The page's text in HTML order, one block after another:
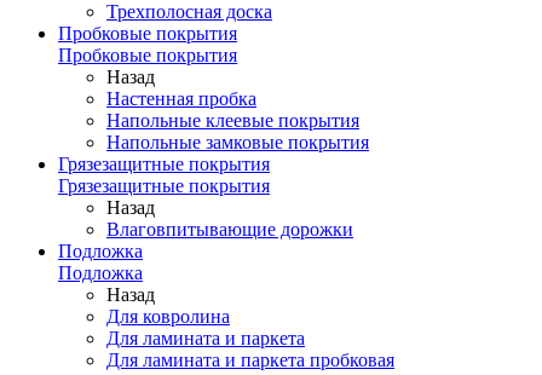
Трехполосная доска
Пробковые покрытия
Пробковые покрытия
Назад
Настенная пробка
Напольные клеевые покрытия
Напольные замковые покрытия
Грязезащитные покрытия
Грязезащитные покрытия
Назад
Влаговпитывающие дорожки
Подложка
Подложка
Назад
Для ковролина
Для ламината и паркета
Для ламината и паркета пробковая